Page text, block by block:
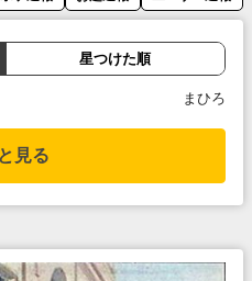
星つけた順
まひろ
見る